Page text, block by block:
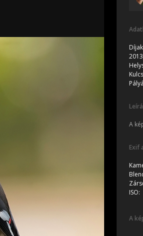
A
Exif
ISO:
A